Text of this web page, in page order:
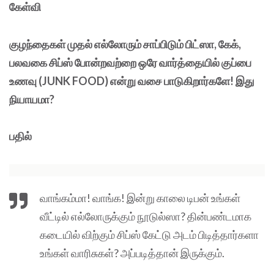
கேள்வி
குழந்தைகள் முதல் எல்லோரும் சாப்பிடும் பிட்ஸா, கேக்,
பலவகை சிப்ஸ் போன்றவற்றை ஒரே வார்த்தையில் குப்பை
உணவு (JUNK FOOD) என்று வசை பாடுகிறார்களே! இது
நியாயமா?
பதில்
வாங்கம்மா! வாங்க! இன்று காலை டிபன் உங்கள்
வீட்டில் எல்லோருக்கும் நூடுல்ஸா? தின்பண்டமாக
கடையில் விற்கும் சிப்ஸ் கேட்டு அடம் பிடித்தார்களா
உங்கள் வாரிசுகள்? அப்படித்தான் இருக்கும்.